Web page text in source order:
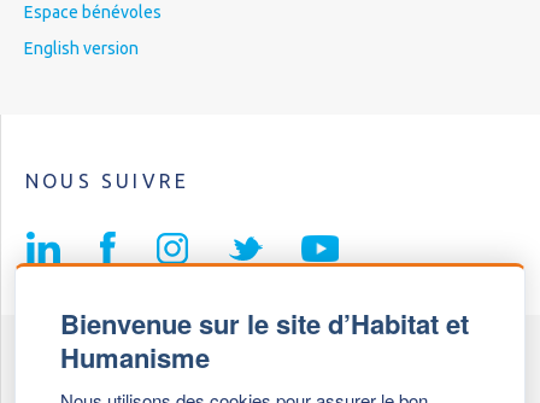
Bienvenue sur le site d’Habitat et
Humanisme
Espace bénévoles
English version
NOUS SUIVRE